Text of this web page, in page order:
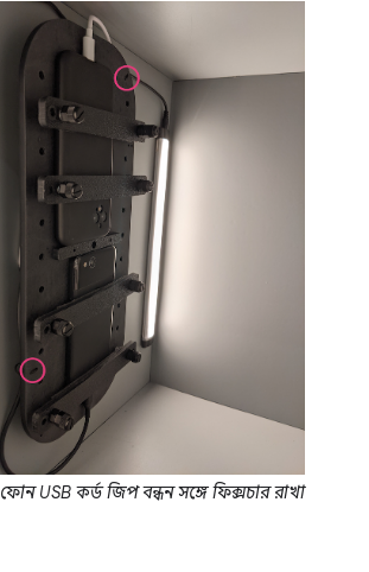
ফোন USB কর্ড জিপ বন্ধন সঙ্গে ফিক্সচার রাখা